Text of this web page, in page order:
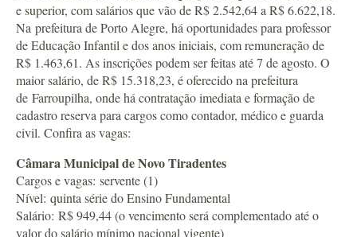
e superior, com salários que vão de R$ 2.542,64 a R$ 6.622,18.
Na prefeitura de Porto Alegre, há oportunidades para professor
de Educação Infantil e dos anos iniciais, com remuneração de
R$ 1.463,61. As inscrições podem ser feitas até 7 de agosto. O
maior salário, de R$ 15.318,23, é oferecido na prefeitura
de Farroupilha, onde há contratação imediata e formação de
cadastro reserva para cargos como contador, médico e guarda
civil. Confira as vagas:
Câmara Municipal de Novo Tiradentes
Cargos e vagas: servente (1)
Nível: quinta série do Ensino Fundamental
Salário: R$ 949,44 (o vencimento será complementado até o
valor do salário mínimo nacional vigente)